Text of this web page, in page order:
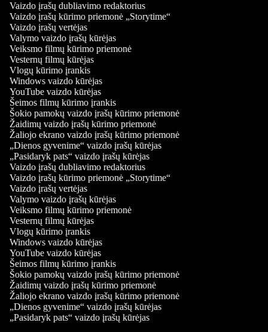
Vaizdo įrašų dubliavimo redaktorius
Vaizdo įrašų kūrimo priemonė „Storytime“
Vaizdo įrašų vertėjas
Valymo vaizdo įrašų kūrėjas
Veiksmo filmų kūrimo priemonė
Vesternų filmų kūrėjas
Vlogų kūrimo įrankis
Windows vaizdo kūrėjas
YouTube vaizdo kūrėjas
Šeimos filmų kūrimo įrankis
Šokio pamokų vaizdo įrašų kūrimo priemonė
Žaidimų vaizdo įrašų kūrimo priemonė
Žaliojo ekrano vaizdo įrašų kūrimo priemonė
„Dienos gyvenime“ vaizdo įrašų kūrėjas
„Pasidaryk pats“ vaizdo įrašų kūrėjas
Vaizdo įrašų dubliavimo redaktorius
Vaizdo įrašų kūrimo priemonė „Storytime“
Vaizdo įrašų vertėjas
Valymo vaizdo įrašų kūrėjas
Veiksmo filmų kūrimo priemonė
Vesternų filmų kūrėjas
Vlogų kūrimo įrankis
Windows vaizdo kūrėjas
YouTube vaizdo kūrėjas
Šeimos filmų kūrimo įrankis
Šokio pamokų vaizdo įrašų kūrimo priemonė
Žaidimų vaizdo įrašų kūrimo priemonė
Žaliojo ekrano vaizdo įrašų kūrimo priemonė
„Dienos gyvenime“ vaizdo įrašų kūrėjas
„Pasidaryk pats“ vaizdo įrašų kūrėjas